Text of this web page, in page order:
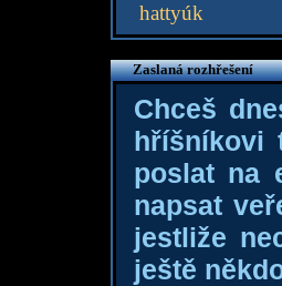
hattyúk
Zaslaná rozhřešení
Chceš
hříšníkovi
poslat na
napsat
jestliže
ještě